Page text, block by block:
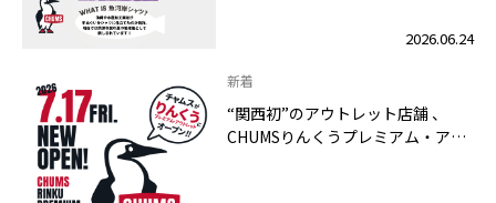
2026.06.24
新着
“関西初”のアウトレット店舗 、
CHUMSりんくうプレミアム・アウ